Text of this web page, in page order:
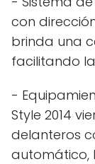
con
brinda una
facilitando
-
Style 2014
delanteros
automático,